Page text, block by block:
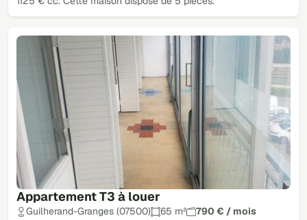
Appartement T3 à louer
Guilherand-Granges (07500) 65 m² 790 € / mois